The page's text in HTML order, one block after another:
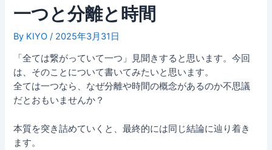
一つと分離と時間
By KIYO/ 2025年3月31日
「全ては繋がっていて一つ」見聞きすると思います。今回
は、そのことについて書いてみたいと思います。
全ては一つなら、なぜ分離や時間の概念があるのか不思議
だとおもいませんか？
本質を突き詰めていくと、最終的には同じ結論に辿り着き
ます。